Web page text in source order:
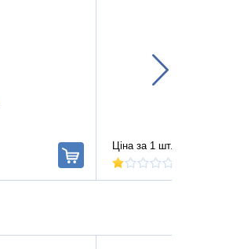
В
корзину
Ціна за 1 шт.